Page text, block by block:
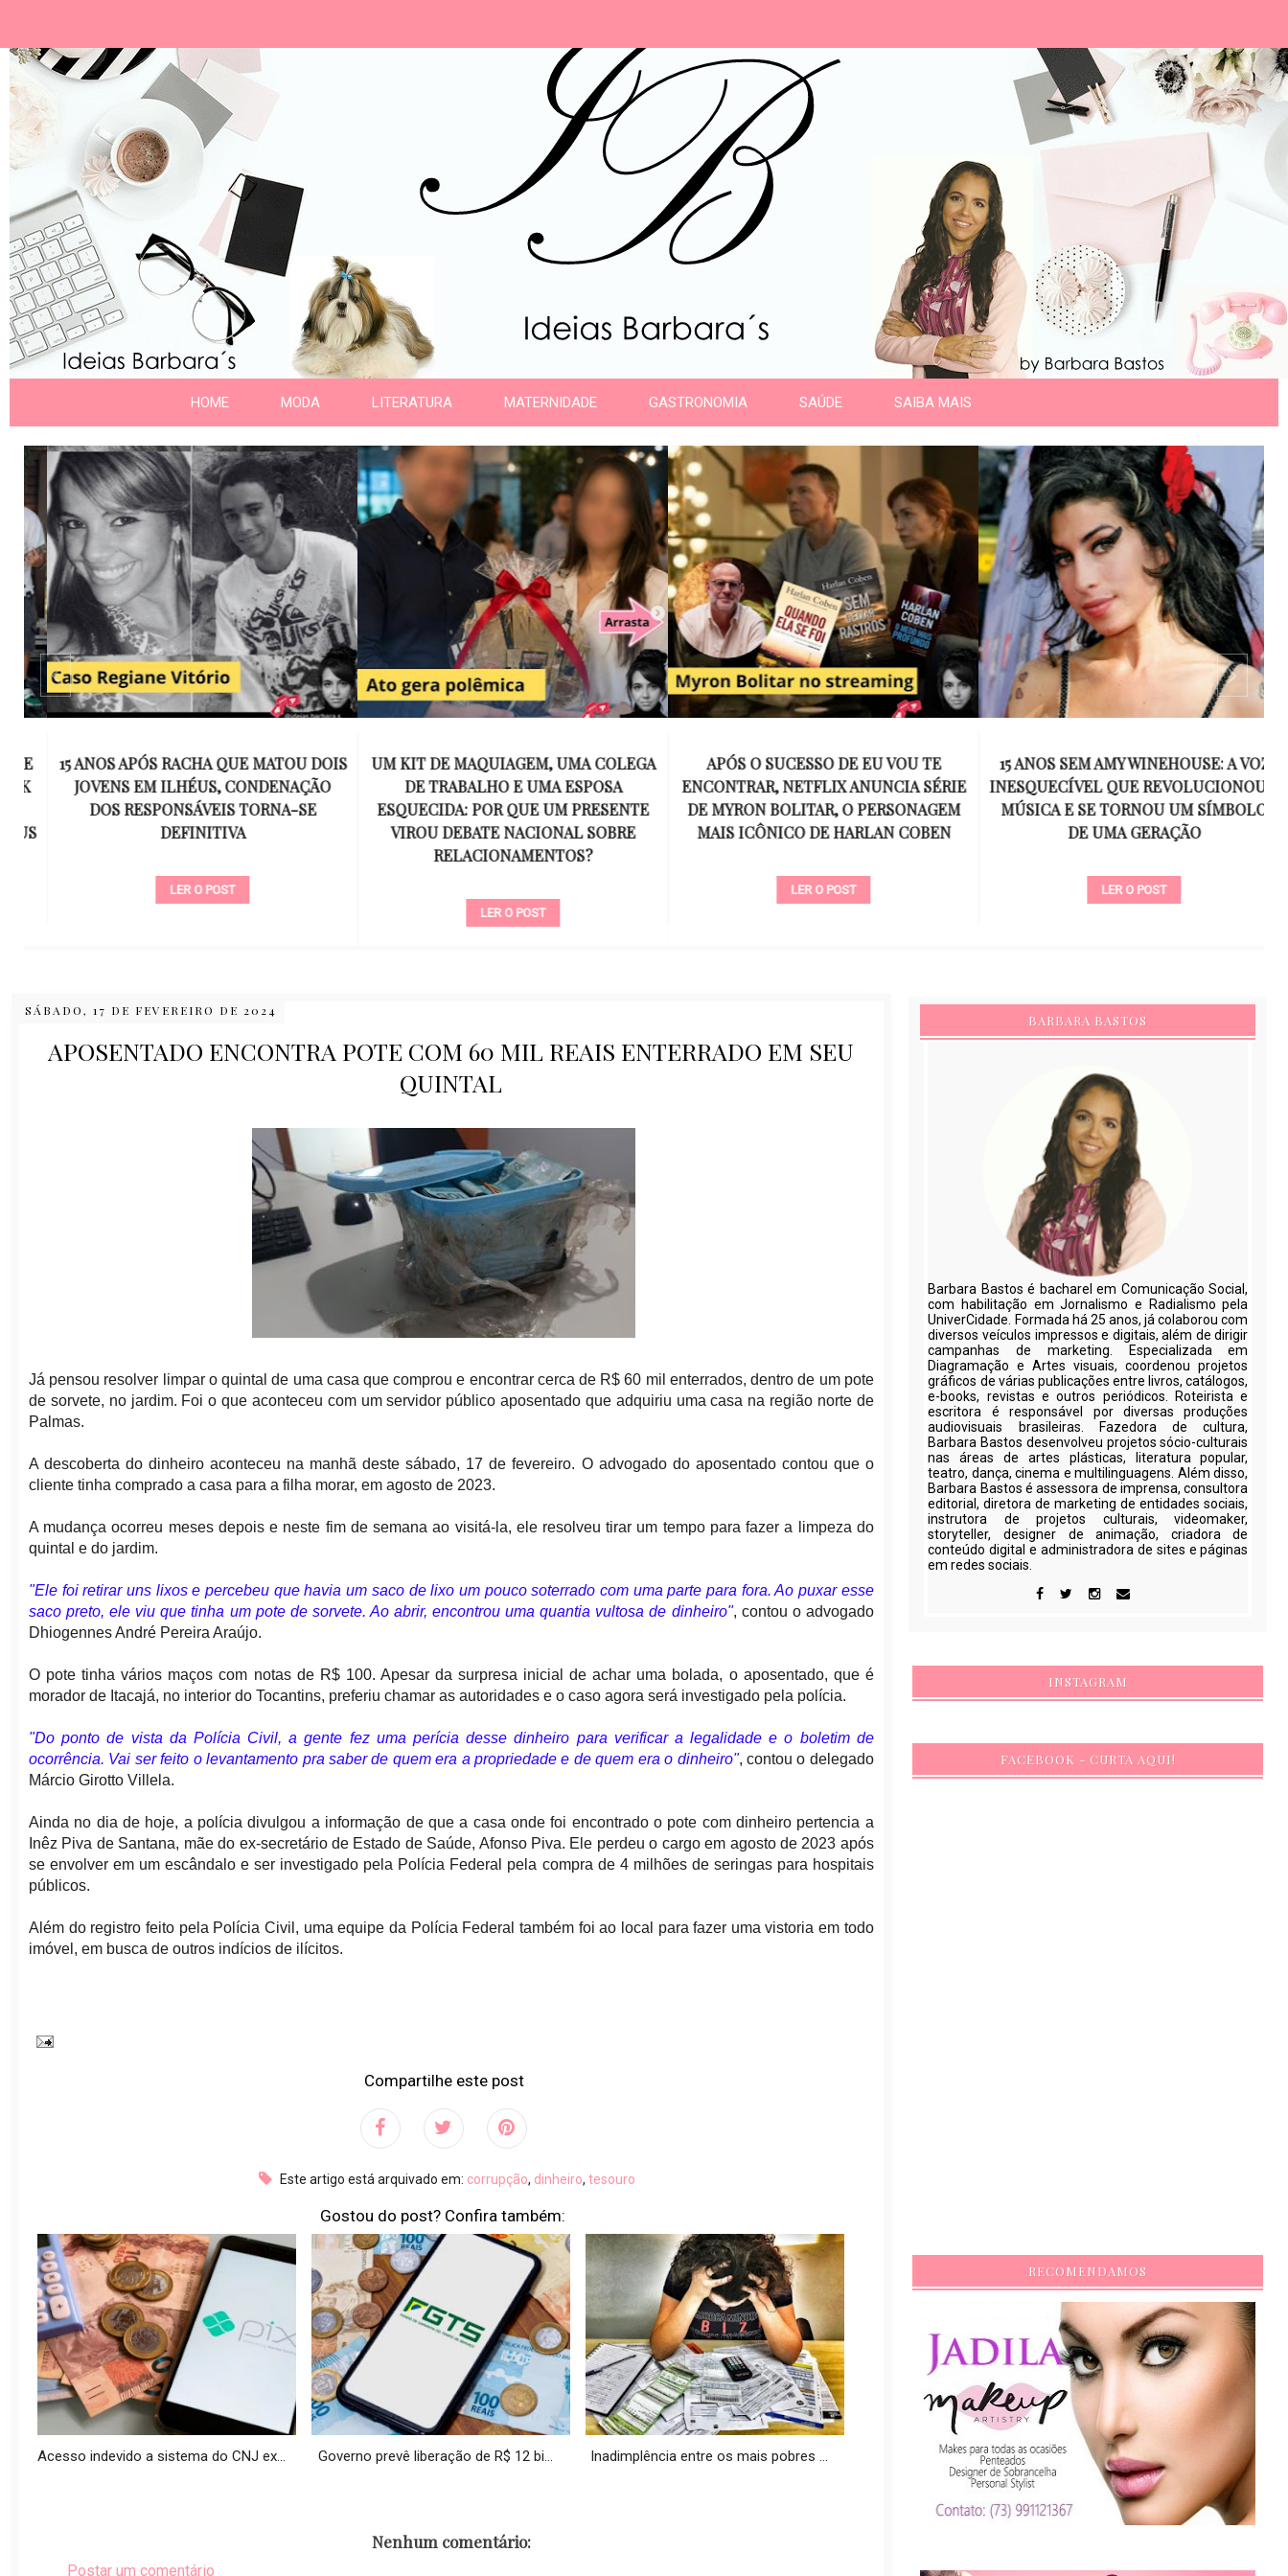
HOME MODA LITERATURA MATERNIDADE GASTRONOMIA SAÚDE SAIBA MAIS
15 ANOS APÓS RACHA QUE MATOU DOIS
JOVENS EM ILHÉUS, CONDENAÇÃO
DOS RESPONSÁVEIS TORNA-SE
DEFINITIVA
LER O POST
UM KIT DE MAQUIAGEM, UMA COLEGA
DE TRABALHO E UMA ESPOSA
ESQUECIDA: POR QUE UM PRESENTE
VIROU DEBATE NACIONAL SOBRE
RELACIONAMENTOS?
LER O POST
APÓS O SUCESSO DE EU VOU TE
ENCONTRAR, NETFLIX ANUNCIA SÉRIE
DE MYRON BOLITAR, O PERSONAGEM
MAIS ICÔNICO DE HARLAN COBEN
LER O POST
15 ANOS SEM AMY WINEHOUSE: A VOZ
INESQUECÍVEL QUE REVOLUCIONOU A
MÚSICA E SE TORNOU UM SÍMBOLO
DE UMA GERAÇÃO
LER O POST
SÁBADO, 17 DE FEVEREIRO DE 2024
APOSENTADO ENCONTRA POTE COM 60 MIL REAIS ENTERRADO EM SEU
QUINTAL
Já pensou resolver limpar o quintal de uma casa que comprou e encontrar cerca de R$ 60 mil enterrados, dentro de um pote
de sorvete, no jardim. Foi o que aconteceu com um servidor público aposentado que adquiriu uma casa na região norte de
Palmas.
A descoberta do dinheiro aconteceu na manhã deste sábado, 17 de fevereiro. O advogado do aposentado contou que o
cliente tinha comprado a casa para a filha morar, em agosto de 2023.
A mudança ocorreu meses depois e neste fim de semana ao visitá-la, ele resolveu tirar um tempo para fazer a limpeza do
quintal e do jardim.
"Ele foi retirar uns lixos e percebeu que havia um saco de lixo um pouco soterrado com uma parte para fora. Ao puxar esse
saco preto, ele viu que tinha um pote de sorvete. Ao abrir, encontrou uma quantia vultosa de dinheiro", contou o advogado
Dhiogennes André Pereira Araújo.
O pote tinha vários maços com notas de R$ 100. Apesar da surpresa inicial de achar uma bolada, o aposentado, que é
morador de Itacajá, no interior do Tocantins, preferiu chamar as autoridades e o caso agora será investigado pela polícia.
"Do ponto de vista da Polícia Civil, a gente fez uma perícia desse dinheiro para verificar a legalidade e o boletim de
ocorrência. Vai ser feito o levantamento pra saber de quem era a propriedade e de quem era o dinheiro", contou o delegado
Márcio Girotto Villela.
Ainda no dia de hoje, a polícia divulgou a informação de que a casa onde foi encontrado o pote com dinheiro pertencia a
Inêz Piva de Santana, mãe do ex-secretário de Estado de Saúde, Afonso Piva. Ele perdeu o cargo em agosto de 2023 após
se envolver em um escândalo e ser investigado pela Polícia Federal pela compra de 4 milhões de seringas para hospitais
públicos.
Além do registro feito pela Polícia Civil, uma equipe da Polícia Federal também foi ao local para fazer uma vistoria em todo
imóvel, em busca de outros indícios de ilícitos.
Compartilhe este post
Este artigo está arquivado em: corrupção, dinheiro, tesouro
Gostou do post? Confira também:
Acesso indevido a sistema do CNJ ex... Governo prevê liberação de R$ 12 bi... Inadimplência entre os mais pobres ...
Nenhum comentário:
Postar um comentário
BARBARA BASTOS
Barbara Bastos é bacharel em Comunicação Social,
com habilitação em Jornalismo e Radialismo pela
UniverCidade. Formada há 25 anos, já colaborou com
diversos veículos impressos e digitais, além de dirigir
campanhas de marketing. Especializada em
Diagramação e Artes visuais, coordenou projetos
gráficos de várias publicações entre livros, catálogos,
e-books, revistas e outros periódicos. Roteirista e
escritora é responsável por diversas produções
audiovisuais brasileiras. Fazedora de cultura,
Barbara Bastos desenvolveu projetos sócio-culturais
nas áreas de artes plásticas, literatura popular,
teatro, dança, cinema e multilinguagens. Além disso,
Barbara Bastos é assessora de imprensa, consultora
editorial, diretora de marketing de entidades sociais,
instrutora de projetos culturais, videomaker,
storyteller, designer de animação, criadora de
conteúdo digital e administradora de sites e páginas
em redes sociais.
INSTAGRAM
FACEBOOK - CURTA AQUI!
RECOMENDAMOS